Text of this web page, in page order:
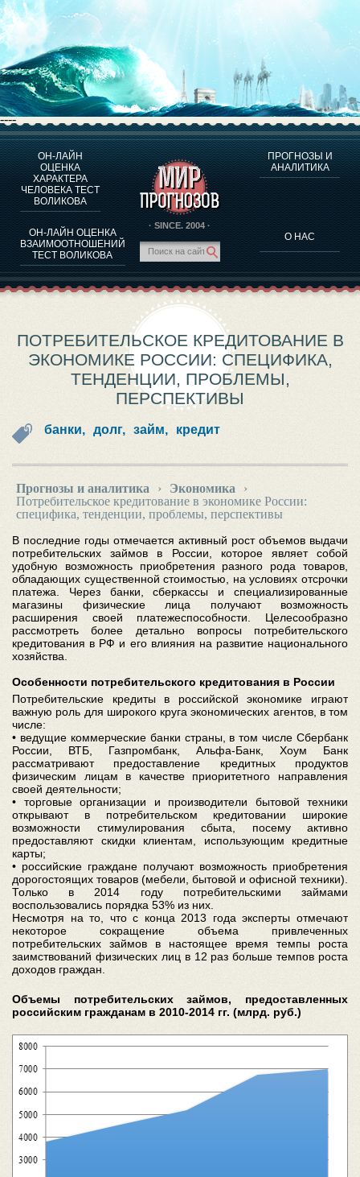
----
ОН-ЛАЙН
ОЦЕНКА
ХАРАКТЕРА
ЧЕЛОВЕКА ТЕСТ
ВОЛИКОВА
ОН-ЛАЙН ОЦЕНКА
ВЗАИМООТНОШЕНИЙ
ТЕСТ ВОЛИКОВА
· SINCE. 2004 ·
ПРОГНОЗЫ И
АНАЛИТИКА
О НАС
О ПРОГРАММЕ
ОЦЕНКА ХАРАКТЕРA ЧЕЛОВЕКА
ОЦЕНКА ХАРАКТЕРА ВЫДАЮЩИХСЯ ЛИЧНОСТЕЙ
О ПРОГРАММЕ
ТЕСТ НА СОВМЕСТИМОСТЬ ВОЛИКОВА
ПРОГНОЗЫ И АНАЛИТИКА
ПОТРЕБИТЕЛЬСКОЕ КРЕДИТОВАНИЕ В
ЭКОНОМИКЕ РОССИИ: СПЕЦИФИКА,
ТЕНДЕНЦИИ, ПРОБЛЕМЫ,
ПЕРСПЕКТИВЫ
банки, долг, займ, кредит
Прогнозы и аналитика › Экономика
›
Потребительское кредитование в экономике России:
специфика, тенденции, проблемы, перспективы
В последние годы отмечается активный рост объемов выдачи
потребительских займов в России, которое являет собой
удобную возможность приобретения разного рода товаров,
обладающих существенной стоимостью, на условиях отсрочки
платежа. Через банки, сберкассы и специализированные
магазины физические лица получают возможность
расширения своей платежеспособности. Целесообразно
рассмотреть более детально вопросы потребительского
кредитования в РФ и его влияния на развитие национального
хозяйства.
Особенности потребительского кредитования в России
Потребительские кредиты в российской экономике играют
важную роль для широкого круга экономических агентов, в том
числе:
• ведущие коммерческие банки страны, в том числе Сбербанк
России, ВТБ, Газпромбанк, Альфа-Банк, Хоум Банк
рассматривают предоставление кредитных продуктов
физическим лицам в качестве приоритетного направления
своей деятельности;
• торговые организации и производители бытовой техники
открывают в потребительском кредитовании широкие
возможности стимулирования сбыта, посему активно
предоставляют скидки клиентам, использующим кредитные
карты;
• российские граждане получают возможность приобретения
дорогостоящих товаров (мебели, бытовой и офисной техники).
Только в 2014 году потребительскими займами
воспользовались порядка 53% из них.
Несмотря на то, что с конца 2013 года эксперты отмечают
некоторое сокращение объема привлеченных
потребительских займов в настоящее время темпы роста
заимствований физических лиц в 12 раз больше темпов роста
доходов граждан.
Объемы потребительских займов, предоставленных
российским гражданам в 2010-2014 гг. (млрд. руб.)